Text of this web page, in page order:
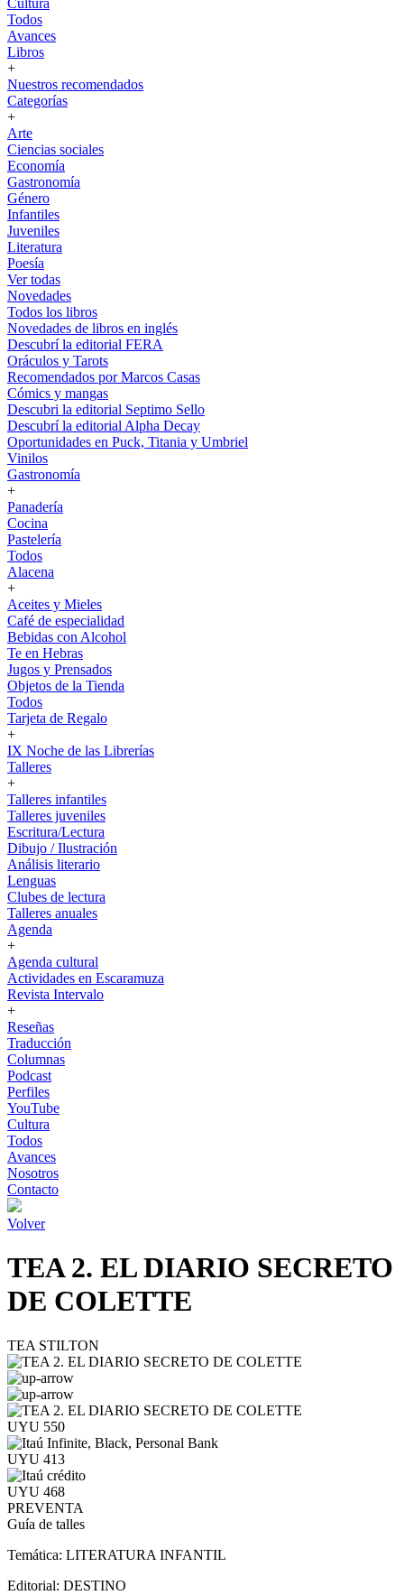
Cultura
Todos
Avances
Libros
+
Nuestros recomendados
Categorías
+
Arte
Ciencias sociales
Economía
Gastronomía
Género
Infantiles
Juveniles
Literatura
Poesía
Ver todas
Novedades
Todos los libros
Novedades de libros en inglés
Descubrí la editorial FERA
Oráculos y Tarots
Recomendados por Marcos Casas
Cómics y mangas
Descubri la editorial Septimo Sello
Descubrí la editorial Alpha Decay
Oportunidades en Puck, Titania y Umbriel
Vinilos
Gastronomía
+
Panadería
Cocina
Pastelería
Todos
Alacena
+
Aceites y Mieles
Café de especialidad
Bebidas con Alcohol
Te en Hebras
Jugos y Prensados
Objetos de la Tienda
Todos
Tarjeta de Regalo
+
IX Noche de las Librerías
Talleres
+
Talleres infantiles
Talleres juveniles
Escritura/Lectura
Dibujo / Ilustración
Análisis literario
Lenguas
Clubes de lectura
Talleres anuales
Agenda
+
Agenda cultural
Actividades en Escaramuza
Revista Intervalo
+
Reseñas
Traducción
Columnas
Podcast
Perfiles
YouTube
Cultura
Todos
Avances
Nosotros
Contacto
Volver
TEA 2. EL DIARIO SECRETO
DE COLETTE
TEA STILTON
UYU 550
UYU 413
UYU 468
PREVENTA
Guía de talles
Temática: LITERATURA INFANTIL
Editorial: DESTINO